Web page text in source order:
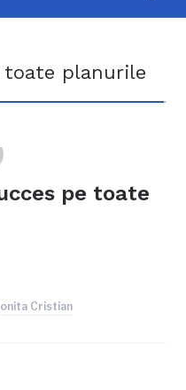
toate planurile
pe toate
Ionita Cristian